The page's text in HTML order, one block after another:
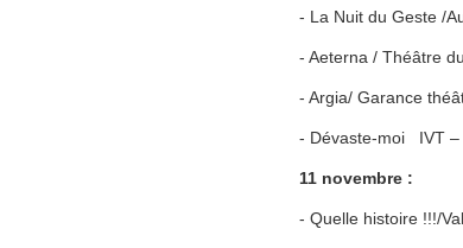
- La Nuit du Geste /
- Aeterna / Théâtre
- Argia/ Garance
- Dévaste-moi IVT –
11 novembre :
- Quelle histoire !!!/